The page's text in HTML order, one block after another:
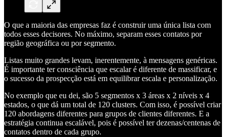
O que a maioria das empresas faz é construir uma única lista com
todos esses decisores. No máximo, separam esses contatos por
região geográfica ou por segmento.
Listas muito grandes levam, inerentemente, à mensagens genéricas.
É importante ter consciência que escalar é diferente de massificar, e
o sucesso da prospecção está em equilibrar escala e personalização.
No exemplo que eu dei, são 5 segmentos x 3 áreas x 2 níveis x 4
estados, o que dá um total de 120 clusters. Com isso, é possível criar
120 abordagens diferentes para grupos de clientes diferentes. E a
estratégia continua escalável, pois é possível ter dezenas/centenas de
contatos dentro de cada grupo.